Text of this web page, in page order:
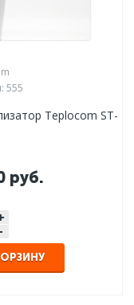
555
Teplocom ST-
руб.
-